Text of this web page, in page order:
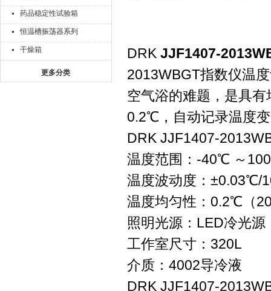
药品稳定性试验箱
恒温槽振荡器系列
干燥箱
更多分类
DRK JJF1407-
2013WBGT指数仪温
空气浴的难题，是具
0.2℃，自动记录温度
DRK JJF1407-
温度范围：-40℃ ～
温度波动度：±0.03℃/
温度均匀性：0.2℃（
照明光源：LED冷光源
工作室尺寸：320L
介质：4002导冷液
DRK JJF1407-